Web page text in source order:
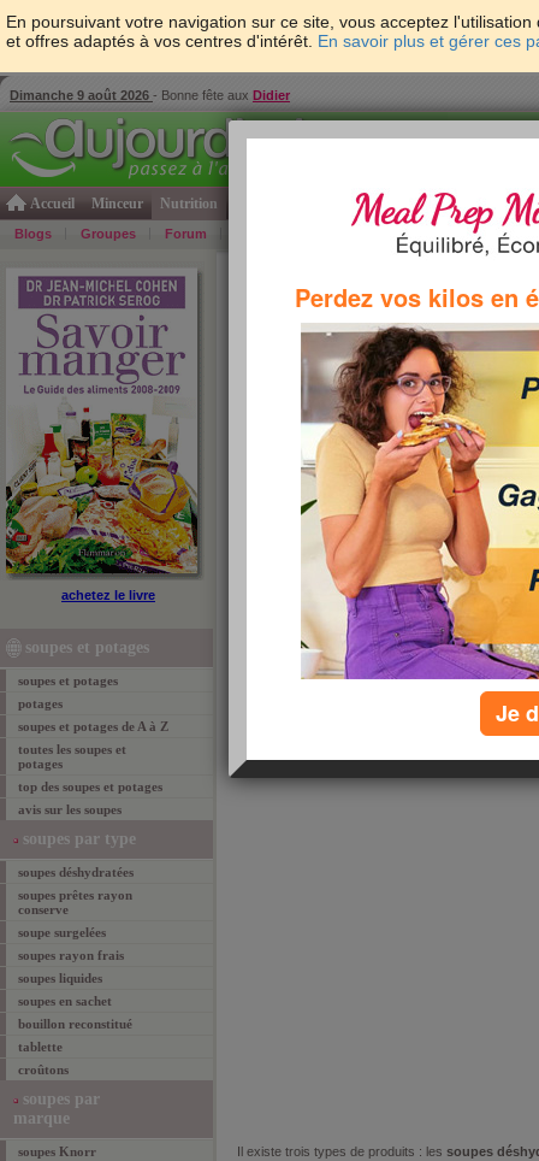
En poursuivant votre navigation sur ce site, vous acceptez
et offres adaptés à vos centres d'intérêt. En savoir plus et gérer ces
Dimanche 9 août 2026 - Bonne fête aux Didier
Accueil Minceur Nutrition Psycho & tests Forme & santé
Blogs Groupes Forum Bons Plans
achetez le livre
soupes et potages
soupes et potages
potages
soupes et potages de A à Z
toutes les soupes et
potages
top des soupes et potages
avis sur les soupes
soupes par type
soupes déshydratées
soupes prêtes rayon
conserve
soupe surgelées
soupes rayon frais
soupes liquides
soupes en sachet
bouillon reconstitué
tablette
croûtons
soupes par
marque
soupes Knorr
soupes et potages
Il existe une progression des ventes de
Cela n’empêche pas une grande variabilité des
saison à l’autre. C’est une des rares catégories
produits alimentaires qu’il y a deux ans, et ce
supermarchés visités. Nous sommes passés de
Il existe trois types de produits : les soupes
Perdez vos kilos en
Je